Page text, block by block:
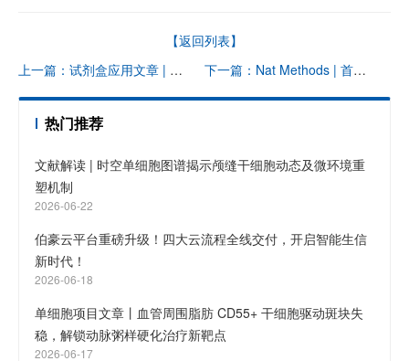
【返回列表】
上一篇：试剂盒应用文章 | 揭秘青光眼视神经保护靶点！Rac1/Kif2a 通路调控轴突退变，开启干预新策略
下一篇：Nat Methods | 首个泛癌空间单细胞 lncRNA 图谱成功绘制，覆盖 13 种癌症、22 万潜在 lncRNA
热门推荐
文献解读 | 时空单细胞图谱揭示颅缝干细胞动态及微环境重
塑机制
2026-06-22
伯豪云平台重磅升级！四大云流程全线交付，开启智能生信
新时代！
2026-06-18
单细胞项目文章丨血管周围脂肪 CD55+ 干细胞驱动斑块失
稳，解锁动脉粥样硬化治疗新靶点
2026-06-17